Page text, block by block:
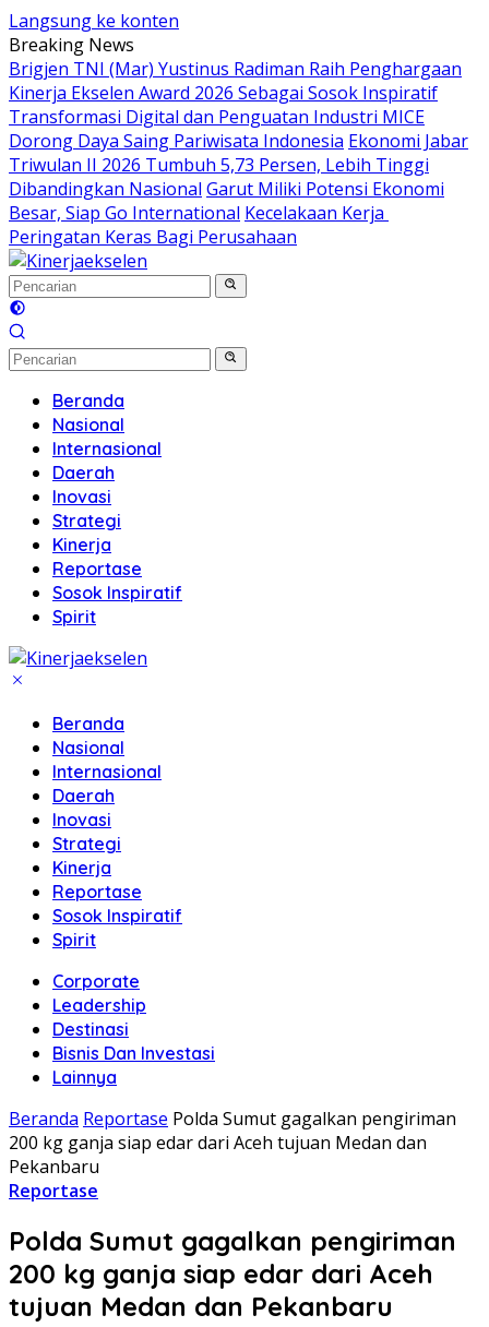
Langsung ke konten
Breaking News
Brigjen TNI (Mar) Yustinus Radiman Raih Penghargaan
Kinerja Ekselen Award 2026 Sebagai Sosok Inspiratif
Transformasi Digital dan Penguatan Industri MICE
Dorong Daya Saing Pariwisata Indonesia Ekonomi Jabar
Triwulan II 2026 Tumbuh 5,73 Persen, Lebih Tinggi
Dibandingkan Nasional Garut Miliki Potensi Ekonomi
Besar, Siap Go International Kecelakaan Kerja
Peringatan Keras Bagi Perusahaan
Beranda
Nasional
Internasional
Daerah
Inovasi
Strategi
Kinerja
Reportase
Sosok Inspiratif
Spirit
Beranda
Nasional
Internasional
Daerah
Inovasi
Strategi
Kinerja
Reportase
Sosok Inspiratif
Spirit
Corporate
Leadership
Destinasi
Bisnis Dan Investasi
Lainnya
Beranda Reportase Polda Sumut gagalkan pengiriman
200 kg ganja siap edar dari Aceh tujuan Medan dan
Pekanbaru
Reportase
Polda Sumut gagalkan pengiriman
200 kg ganja siap edar dari Aceh
tujuan Medan dan Pekanbaru